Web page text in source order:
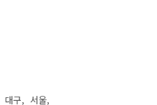
대구
서울